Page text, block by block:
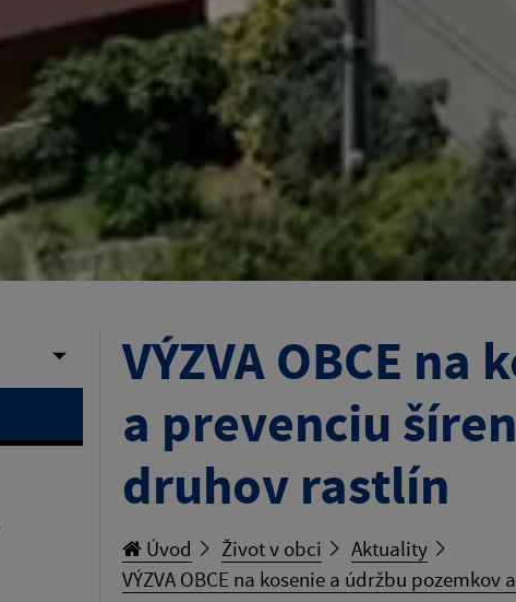
VÝZVA OBCE
a prevenciu
druhov rastlín
Úvod Život v obci
Aktuality
VÝZVA OBCE na kosenie a údržbu